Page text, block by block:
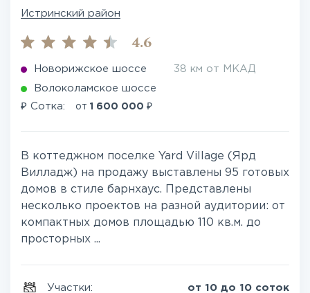
Истринский район
4.6
Новорижское шоссе 38 км от МКАД
Волоколамское шоссе
₽ Сотка: от 1 600 000 ₽
В коттеджном поселке Yard Village (Ярд
Вилладж) на продажу выставлены 95 готовых
домов в стиле барнхаус. Представлены
несколько проектов на разной аудитории: от
компактных домов площадью 110 кв.м. до
просторных ...
Участки: от 10 до 10 соток